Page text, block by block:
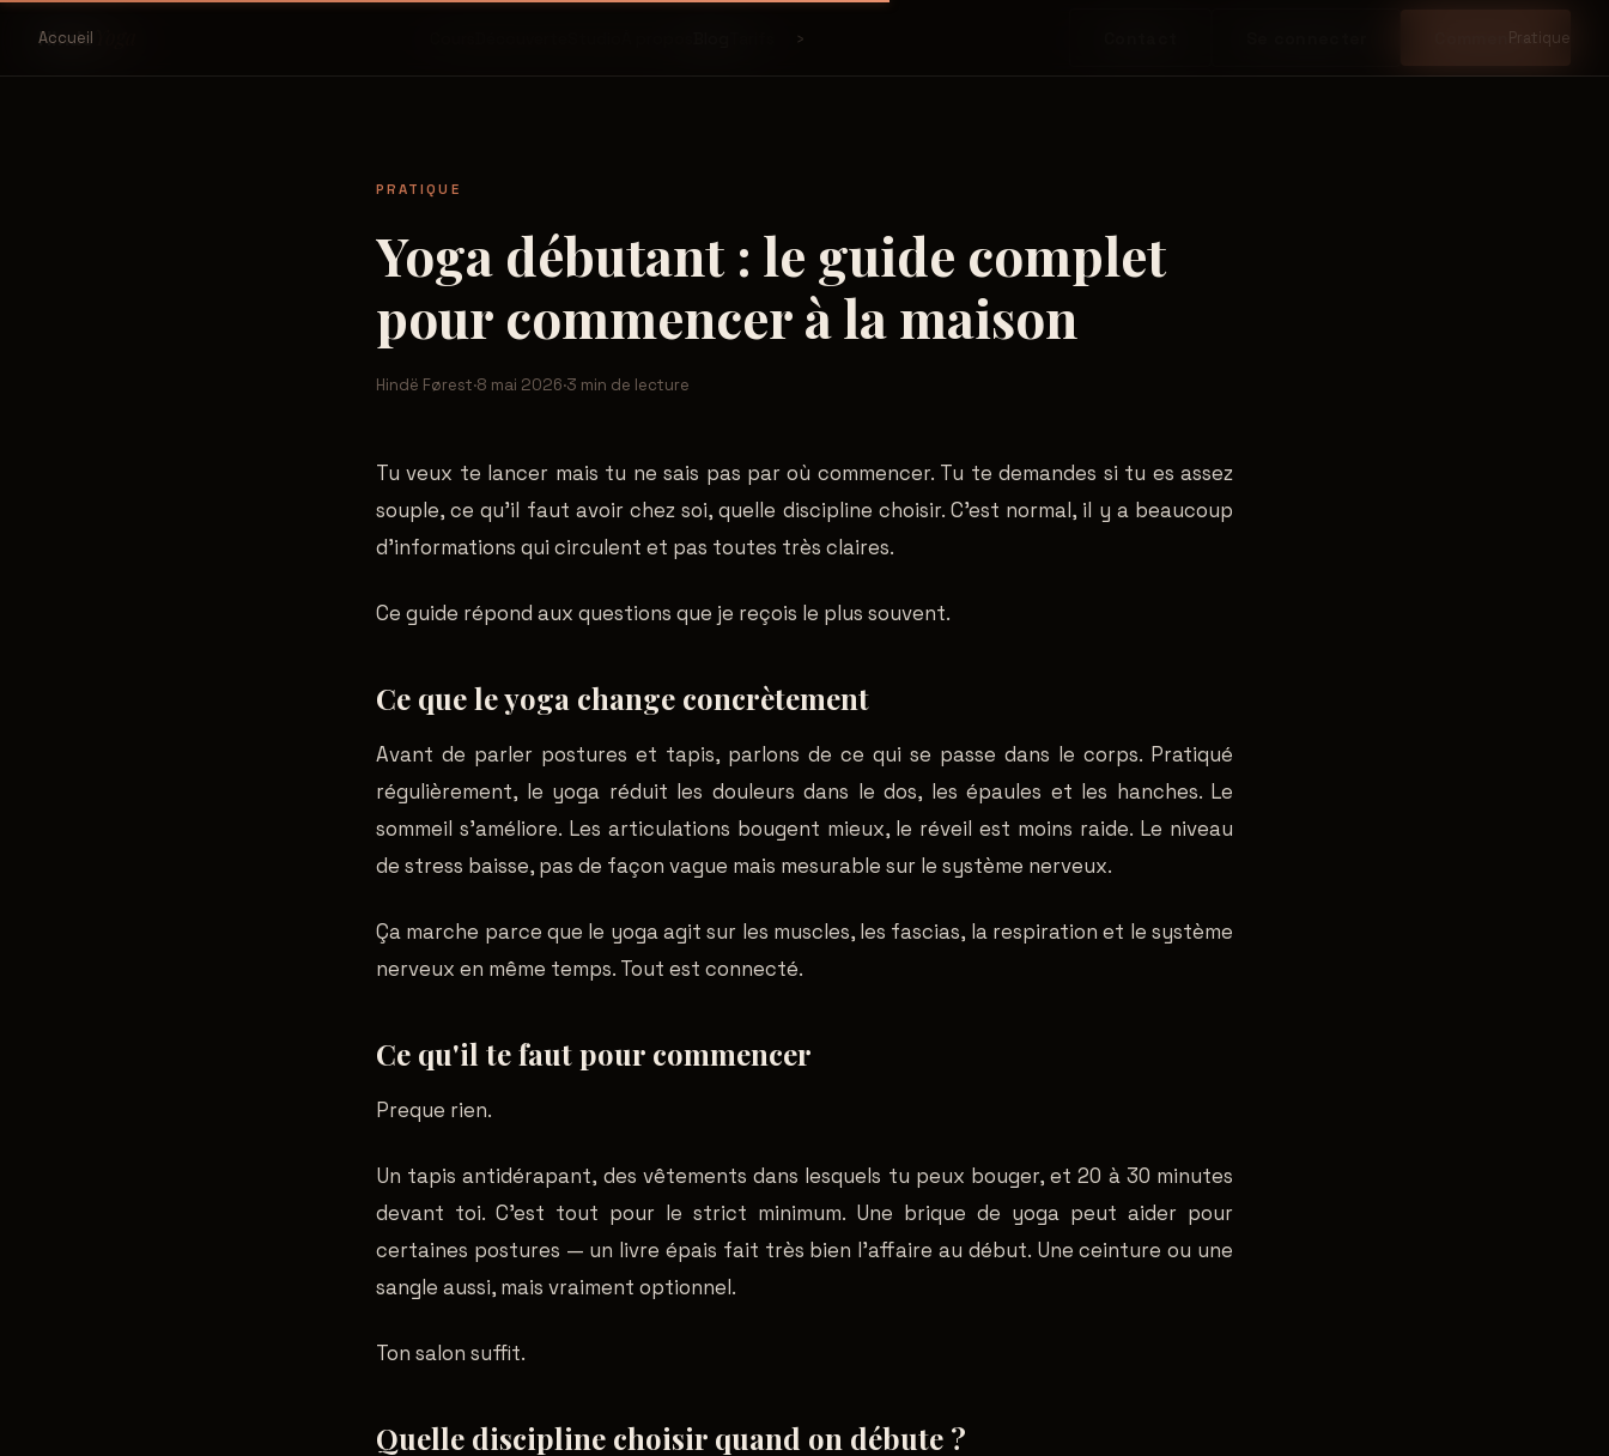
Hinde Commencer
Accueil › Pratique
PRATIQUE
Yoga débutant : le guide complet
pour commencer à la maison
Hindë Førest·8 mai 2026·3 min de lecture
Tu veux te lancer mais tu ne sais pas par où commencer. Tu te demandes si tu es assez
souple, ce qu'il faut avoir chez soi, quelle discipline choisir. C'est normal, il y a beaucoup
d'informations qui circulent et pas toutes très claires.
Ce guide répond aux questions que je reçois le plus souvent.
Ce que le yoga change concrètement
Avant de parler postures et tapis, parlons de ce qui se passe dans le corps. Pratiqué
régulièrement, le yoga réduit les douleurs dans le dos, les épaules et les hanches. Le
sommeil s'améliore. Les articulations bougent mieux, le réveil est moins raide. Le niveau
de stress baisse, pas de façon vague mais mesurable sur le système nerveux.
Ça marche parce que le yoga agit sur les muscles, les fascias, la respiration et le système
nerveux en même temps. Tout est connecté.
Ce qu'il te faut pour commencer
Preque rien.
Un tapis antidérapant, des vêtements dans lesquels tu peux bouger, et 20 à 30 minutes
devant toi. C'est tout pour le strict minimum. Une brique de yoga peut aider pour
certaines postures — un livre épais fait très bien l'affaire au début. Une ceinture ou une
sangle aussi, mais vraiment optionnel.
Ton salon suffit.
Quelle discipline choisir quand on débute ?